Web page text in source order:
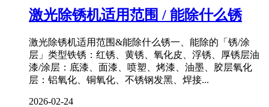
激光除锈机适用范围 / 能除什么锈
激光除锈机适用范围&能除什么锈一、能除的「锈/涂
层」类型铁锈：红锈、黄锈、氧化皮、浮锈、厚锈层油
漆/涂层：底漆、面漆、喷塑、烤漆、油墨、胶层氧化
层：铝氧化、铜氧化、不锈钢发黑、焊接...
2026-02-24